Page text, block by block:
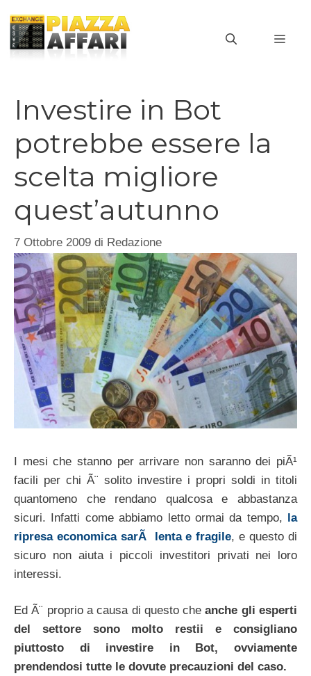
contenuto
Investire in Bot
potrebbe essere la
scelta migliore
quest’autunno
7 Ottobre 2009 di Redazione
I mesi che stanno per arrivare non saranno dei piÃ¹
facili per chi Ã¨ solito investire i propri soldi in titoli
quantomeno che rendano qualcosa e abbastanza
sicuri. Infatti come abbiamo letto ormai da tempo, la
ripresa economica sarÃ lenta e fragile, e questo di
sicuro non aiuta i piccoli investitori privati nei loro
interessi.
Ed Ã¨ proprio a causa di questo cheanche gli esperti
del settore sono molto restii e consigliano
piuttosto di investire in Bot, ovviamente
prendendosi tutte le dovute precauzioni del caso.